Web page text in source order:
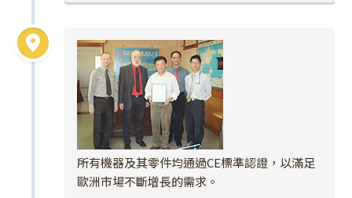
所有機器及其零件均通過CE標準認證，以滿足
歐洲市場不斷增長的需求。